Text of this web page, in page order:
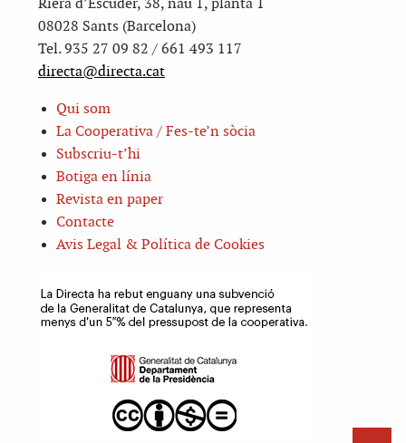
Riera d’Escuder, 38, nau 1, planta 1
08028 Sants (Barcelona)
Tel. 935 27 09 82 / 661 493 117
directa@directa.cat
Qui som
La Cooperativa / Fes-te’n sòcia
Subscriu-t’hi
Botiga en línia
Revista en paper
Contacte
Avis Legal & Política de Cookies